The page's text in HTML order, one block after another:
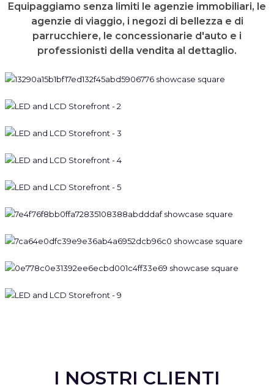
Equipaggiamo senza limiti le agenzie immobiliari, le
agenzie di viaggio, i negozi di bellezza e di
parrucchiere, le concessionarie d'auto e i
professionisti della vendita al dettaglio.
I NOSTRI CLIENTI